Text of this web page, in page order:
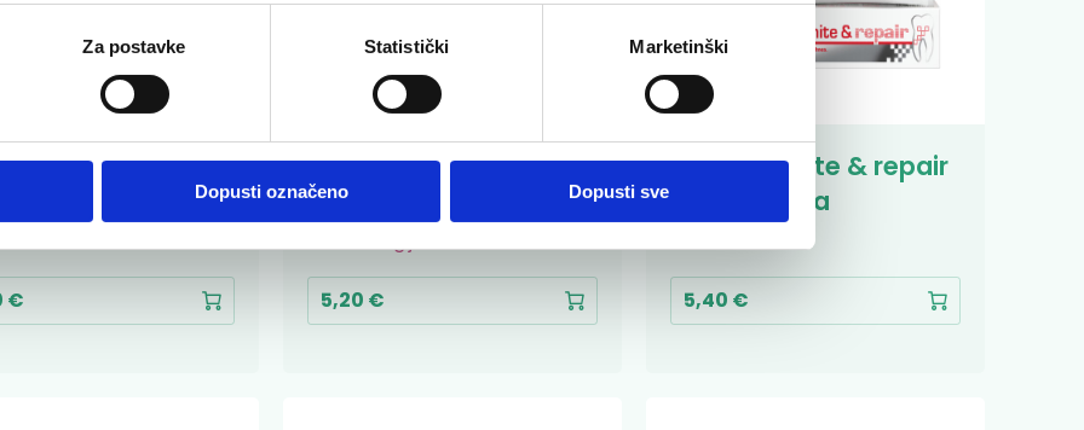
Za postavke Statistički Marketinški
Dopusti označeno Dopusti sve
zubna pasta
€
Lacalut black & white
zubna pasta
5,20 €
Lacalut white & repair
zubna pasta
5,40 €